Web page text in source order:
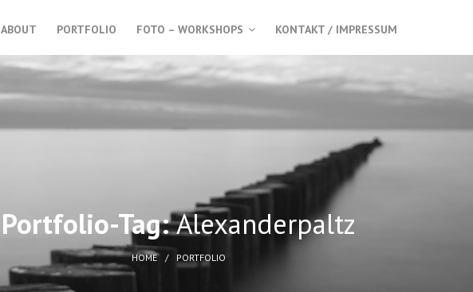
ABOUT PORTFOLIO FOTO – WORKSHOPS KONTAKT / IMPRESSUM
Portfolio-Tag:Alexanderpaltz
HOME PORTFOLIO